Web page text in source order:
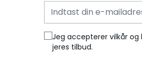
E-mailadresse
Telefonnummer
Jeg accepterer vilkår
jeres tilbud.